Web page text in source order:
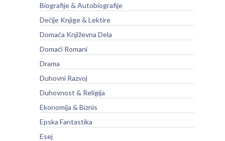
Biografije & Autobiografije
Dečije Knjige & Lektire
Domaća Književna Dela
Domaći Romani
Drama
Duhovni Razvoj
Duhovnost & Religija
Ekonomija & Biznis
Epska Fantastika
Esej